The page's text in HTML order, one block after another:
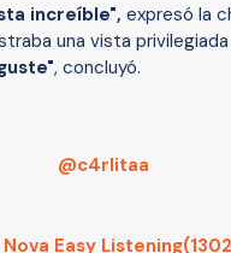
increíble", expresó la
una vista
, concluyó.
@c4rlitaa
Easy